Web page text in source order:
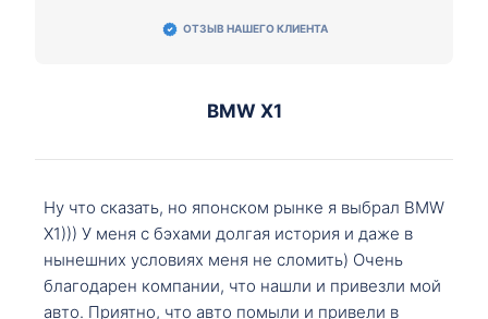
ОТЗЫВ НАШЕГО КЛИЕНТА
BMW X1
Ну что сказать, но японском рынке я выбрал BMW
X1))) У меня с бэхами долгая история и даже в
нынешних условиях меня не сломить) Очень
благодарен компании, что нашли и привезли мой
авто. Приятно, что авто помыли и привели в